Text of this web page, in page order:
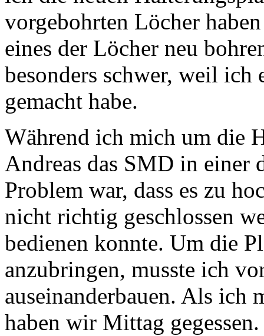
vorgebohrten Löcher
eines der Löcher neu
besonders schwer, weil ich
gemacht habe.
Während ich mich um die
Andreas das SMD in einer
Problem war, dass es zu
nicht richtig geschlossen
bedienen konnte. Um die
anzubringen, musste ich
auseinanderbauen. Als ich
haben wir Mittag